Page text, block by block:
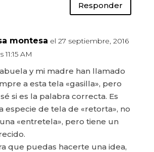
Responder
montesa el 27 septiembre, 2016
11:15 AM
y mi madre han llamado
a esta tela «gasilla», pero
si es la palabra correcta. Es
especie de tela de «retorta», no
«entretela», pero tiene un
que puedas hacerte una idea,